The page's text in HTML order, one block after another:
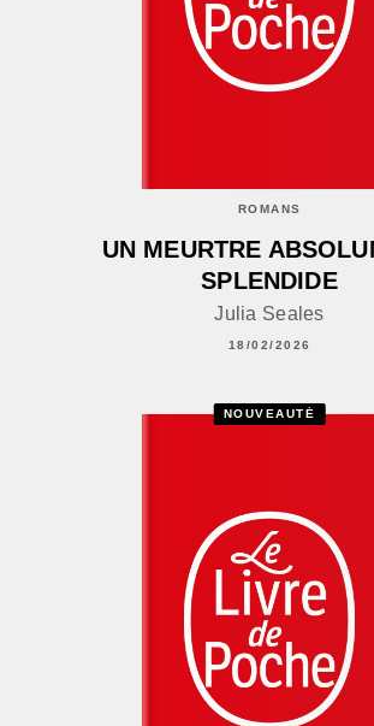
ROMANS
UN MEURTRE
SPLENDIDE
Julia Seales
18/02/2026
NOUVEAUTÉ